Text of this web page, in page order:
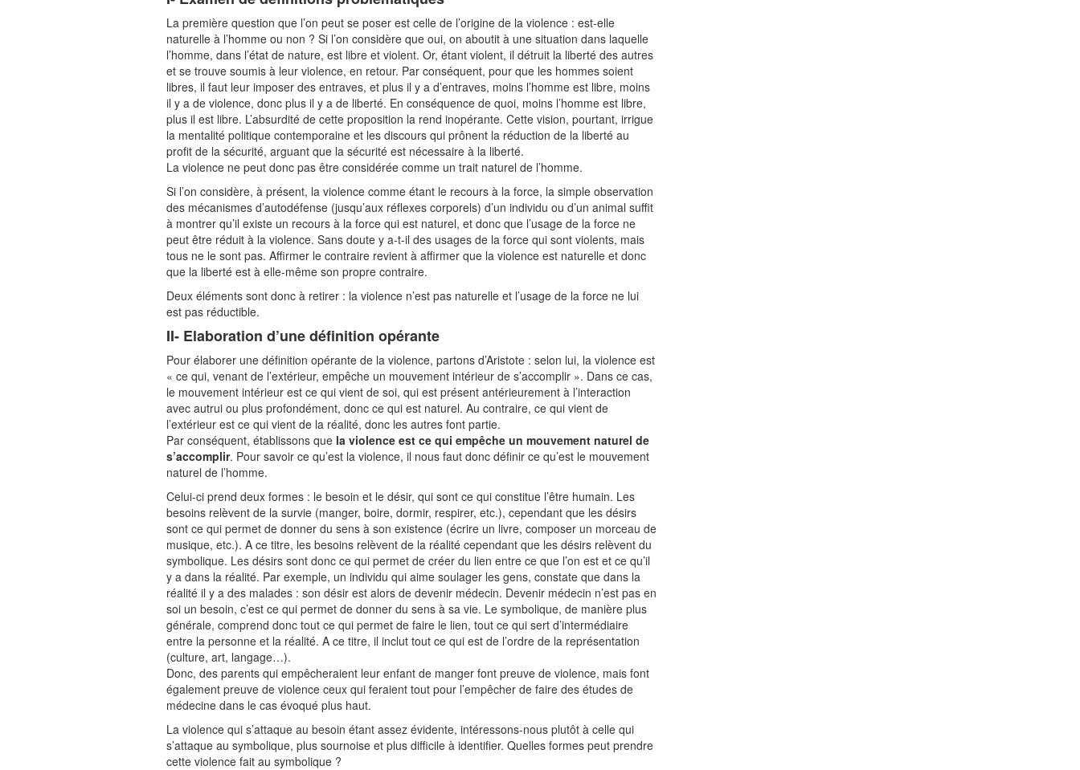
La première question que l’on peut se poser est celle de l’origine de la violence : est-elle
naturelle à l’homme ou non ? Si l’on considère que oui, on aboutit à une situation dans laquelle
l’homme, dans l’état de nature, est libre et violent. Or, étant violent, il détruit la liberté des autres
et se trouve soumis à leur violence, en retour. Par conséquent, pour que les hommes soient
libres, il faut leur imposer des entraves, et plus il y a d’entraves, moins l’homme est libre, moins
il y a de violence, donc plus il y a de liberté. En conséquence de quoi, moins l’homme est libre,
plus il est libre. L’absurdité de cette proposition la rend inopérante. Cette vision, pourtant, irrigue
la mentalité politique contemporaine et les discours qui prônent la réduction de la liberté au
profit de la sécurité, arguant que la sécurité est nécessaire à la liberté.
La violence ne peut donc pas être considérée comme un trait naturel de l’homme.
Si l’on considère, à présent, la violence comme étant le recours à la force, la simple observation
des mécanismes d’autodéfense (jusqu’aux réflexes corporels) d’un individu ou d’un animal suffit
à montrer qu’il existe un recours à la force qui est naturel, et donc que l’usage de la force ne
peut être réduit à la violence. Sans doute y a-t-il des usages de la force qui sont violents, mais
tous ne le sont pas. Affirmer le contraire revient à affirmer que la violence est naturelle et donc
que la liberté est à elle-même son propre contraire.
Deux éléments sont donc à retirer : la violence n’est pas naturelle et l’usage de la force ne lui
est pas réductible.
II- Elaboration d’une définition opérante
Pour élaborer une définition opérante de la violence, partons d’Aristote : selon lui, la violence est
« ce qui, venant de l’extérieur, empêche un mouvement intérieur de s’accomplir ». Dans ce cas,
le mouvement intérieur est ce qui vient de soi, qui est présent antérieurement à l’interaction
avec autrui ou plus profondément, donc ce qui est naturel. Au contraire, ce qui vient de
l’extérieur est ce qui vient de la réalité, donc les autres font partie.
Par conséquent, établissons que la violence est ce qui empêche un mouvement naturel de
s’accomplir. Pour savoir ce qu’est la violence, il nous faut donc définir ce qu’est le mouvement
naturel de l’homme.
Celui-ci prend deux formes : le besoin et le désir, qui sont ce qui constitue l’être humain. Les
besoins relèvent de la survie (manger, boire, dormir, respirer, etc.), cependant que les désirs
sont ce qui permet de donner du sens à son existence (écrire un livre, composer un morceau de
musique, etc.). A ce titre, les besoins relèvent de la réalité cependant que les désirs relèvent du
symbolique. Les désirs sont donc ce qui permet de créer du lien entre ce que l’on est et ce qu’il
y a dans la réalité. Par exemple, un individu qui aime soulager les gens, constate que dans la
réalité il y a des malades : son désir est alors de devenir médecin. Devenir médecin n’est pas en
soi un besoin, c’est ce qui permet de donner du sens à sa vie. Le symbolique, de manière plus
générale, comprend donc tout ce qui permet de faire le lien, tout ce qui sert d’intermédiaire
entre la personne et la réalité. A ce titre, il inclut tout ce qui est de l’ordre de la représentation
(culture, art, langage…).
Donc, des parents qui empêcheraient leur enfant de manger font preuve de violence, mais font
également preuve de violence ceux qui feraient tout pour l’empêcher de faire des études de
médecine dans le cas évoqué plus haut.
La violence qui s’attaque au besoin étant assez évidente, intéressons-nous plutôt à celle qui
s’attaque au symbolique, plus sournoise et plus difficile à identifier. Quelles formes peut prendre
cette violence fait au symbolique ?